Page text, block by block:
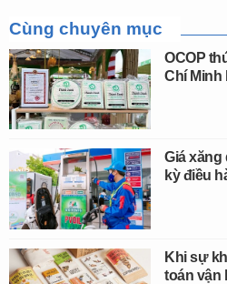
Cùng chuyên mục
OCOP
Chí Minh
Giá xăng
kỳ điều
Khi sự
toán vận